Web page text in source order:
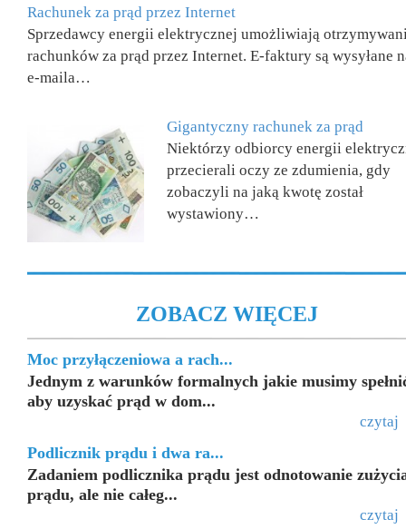
Rachunek za prąd przez Internet
Sprzedawcy energii elektrycznej umożliwiają
rachunków za prąd przez Internet. E-faktury są wysyłane
e-maila…
Gigantyczny rachunek za prąd
Niektórzy odbiorcy energii
przecierali oczy ze zdumienia, gdy
zobaczyli na jaką kwotę został
wystawiony…
ZOBACZ WIĘCEJ
Moc przyłączeniowa a rach...
Jednym z warunków formalnych jakie musimy
aby uzyskać prąd w dom...
czytaj
Podlicznik prądu i dwa ra...
Zadaniem podlicznika prądu jest odnotowanie
prądu, ale nie całeg...
czytaj